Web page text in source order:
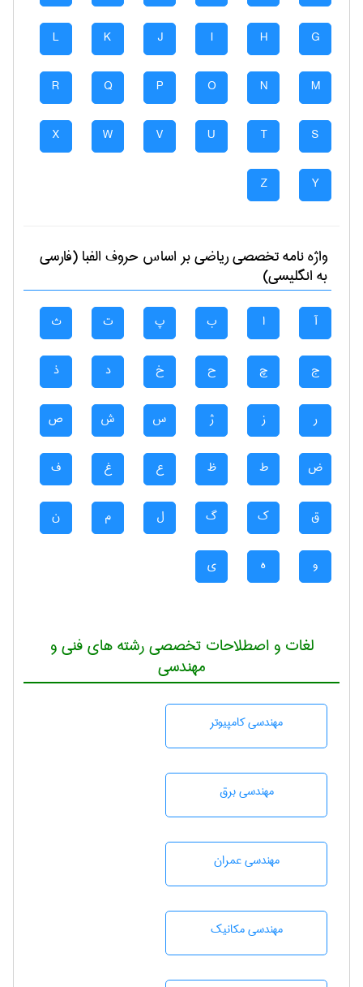
G
H
I
J
K
L
M
N
O
P
Q
R
S
T
U
V
W
X
Y
Z
واژه نامه تخصصیرياضیبر اساس حروف الفبا (فارسی
به انگلیسی)
آ ا ب پ ت ث
ج چ ح خ د ذ
ر ز ژ س ش ص
ض ط ظ ع غ ف
ق ک گ ل م ن
و ه ی
لغات و اصطلاحات تخصصی رشته های فنی و
مهندسی
مهندسی كامپيوتر
مهندسی برق
مهندسی عمران
مهندسی مکانیک